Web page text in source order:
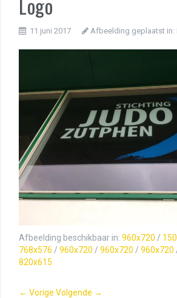
11 juni 2017 Afbeelding geplaatst in:
Afbeelding beschikbaar in: 960x720 /
768x576 / 960x720 / 960x720 / 960x720
820x615
← Vorige Volgende →